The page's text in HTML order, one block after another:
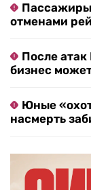
Пассажиры
отменами
После
бизнес
Юные
насмерть